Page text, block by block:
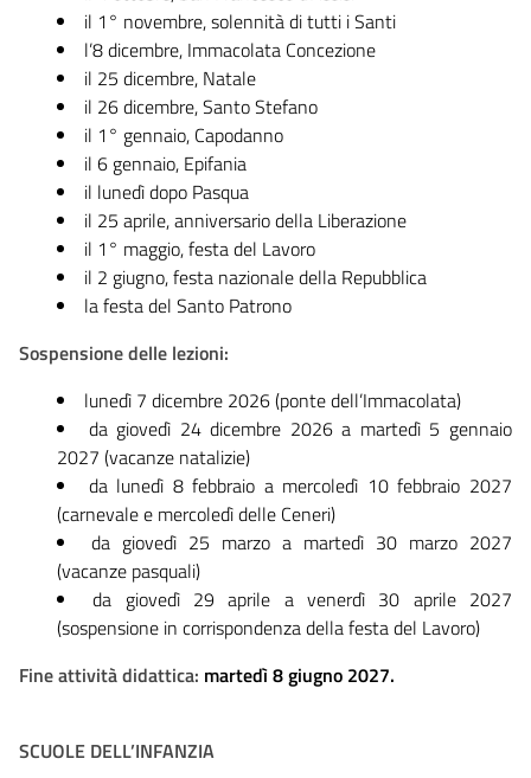
il 1° novembre, solennità di tutti i Santi
l’8 dicembre, Immacolata Concezione
il 25 dicembre, Natale
il 26 dicembre, Santo Stefano
il 1° gennaio, Capodanno
il 6 gennaio, Epifania
il lunedì dopo Pasqua
il 25 aprile, anniversario della Liberazione
il 1° maggio, festa del Lavoro
il 2 giugno, festa nazionale della Repubblica
la festa del Santo Patrono
Sospensione delle lezioni:
lunedì 7 dicembre 2026 (ponte dell’Immacolata)
da giovedì 24 dicembre 2026 a martedì 5 gennaio
2027 (vacanze natalizie)
da lunedì 8 febbraio a mercoledì 10 febbraio 2027
(carnevale e mercoledì delle Ceneri)
da giovedì 25 marzo a martedì 30 marzo 2027
(vacanze pasquali)
da giovedì 29 aprile a venerdì 30 aprile 2027
(sospensione in corrispondenza della festa del Lavoro)
Fine attività didattica: martedì 8 giugno 2027.
SCUOLE DELL’INFANZIA